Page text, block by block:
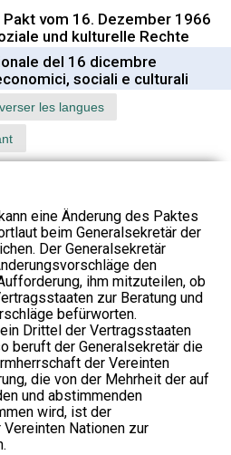
Pakt vom 16. Dezember 1966
und kulturelle Rechte
del 16 dicembre
sociali e culturali
les langues
eine Änderung des Paktes
beim Generalsekretär der
Der Generalsekretär
den
ihm mitzuteilen, ob
zur Beratung und
befürworten.
Drittel der Vertragsstaaten
beruft der Generalsekretär die
der Vereinten
die von der Mehrheit der auf
und abstimmenden
wird, ist der
Nationen zur